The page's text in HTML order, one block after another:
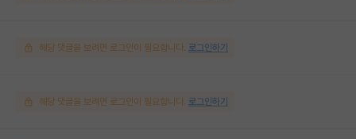
해당 댓글을 보려면 로그인이 필요합니다. 로그인하기
해당 댓글을 보려면 로그인이 필요합니다. 로그인하기